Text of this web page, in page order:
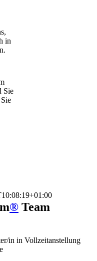
in
Sie
® Team
in in Vollzeitanstellung